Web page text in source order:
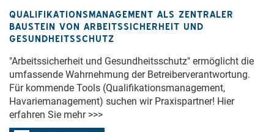
QUALIFIKATIONSMANAGEMENT ALS ZENTRALER
BAUSTEIN VON ARBEITSSICHERHEIT UND
GESUNDHEITSSCHUTZ
"Arbeitssicherheit und Gesundheitsschutz" ermöglicht die
umfassende Wahrnehmung der Betreiberverantwortung.
Für kommende Tools (Qualifikationsmanagement,
Havariemanagement) suchen wir Praxispartner! Hier
erfahren Sie mehr >>>